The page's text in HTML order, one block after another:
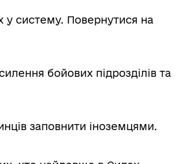
у систему. Повернутися на
бойових підрозділів та
заповнити іноземцями.